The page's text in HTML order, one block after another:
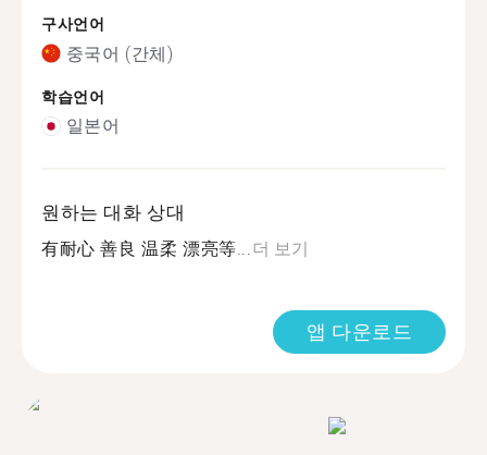
구사언어
중국어 (간체)
학습언어
일본어
원하는 대화 상대
有耐心 善良 温柔 漂亮等...더 보기
앱 다운로드